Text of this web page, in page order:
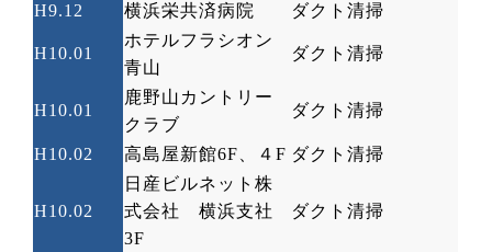
H9.12
横浜栄共済病院 ダクト清掃
H10.01
ホテルフラシオン
青山
ダクト清掃
H10.01
鹿野山カントリー
クラブ
ダクト清掃
H10.02 高島屋新館6F 、４F ダクト清掃
H10.02
日産ビルネット株
式会社 横浜支社
3F
ダクト清掃